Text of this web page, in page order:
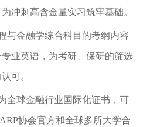
冲刺高含金量实习筑牢基础。
与金融学综合科目的考纲内容
业英语，为考研、保研的筛选
可。
全球金融行业国际化证书，可
协会官方和全球多所大学合